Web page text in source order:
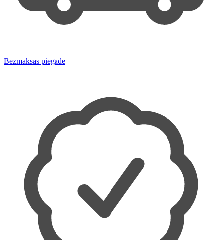
Bezmaksas piegāde